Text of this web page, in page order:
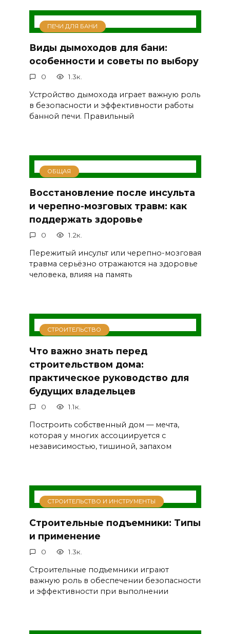
ПЕЧИ ДЛЯ БАНИ
Виды дымоходов для бани:
особенности и советы по выбору
0 1.3к.
Устройство дымохода играет важную роль
в безопасности и эффективности работы
банной печи. Правильный
ОБЩАЯ
Восстановление после инсульта
и черепно-мозговых травм: как
поддержать здоровье
0 1.2к.
Пережитый инсульт или черепно-мозговая
травма серьёзно отражаются на здоровье
человека, влияя на память
СТРОИТЕЛЬСТВО
Что важно знать перед
строительством дома:
практическое руководство для
будущих владельцев
0 1.1к.
Построить собственный дом — мечта,
которая у многих ассоциируется с
независимостью, тишиной, запахом
СТРОИТЕЛЬСТВО И ИНСТРУМЕНТЫ
Строительные подъемники: Типы
и применение
0 1.3к.
Строительные подъемники играют
важную роль в обеспечении безопасности
и эффективности при выполнении